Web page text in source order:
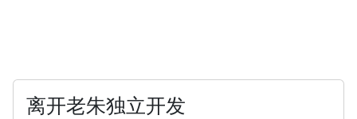
离开老朱独立开发